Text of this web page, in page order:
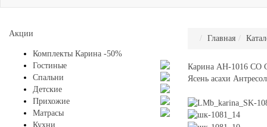
Главная
Карина АН-1016 СО
Ясень асахи
Акции
Комплекты Карина -50%
Гостиные
Спальни
Детские
Прихожие
Матрасы
Кухни